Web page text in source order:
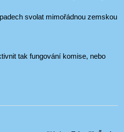
svolat mimořádnou zemskou
tak fungování komise, nebo